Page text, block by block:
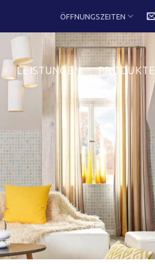
ÖFFNUNGSZEITEN
LEISTUNGEN PRODUKTE